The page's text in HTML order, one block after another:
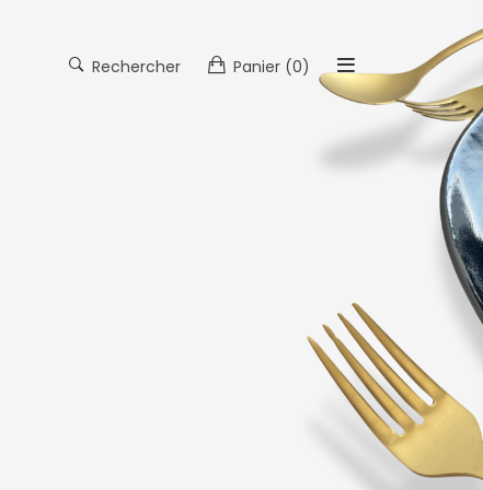
Rechercher Panier (0)